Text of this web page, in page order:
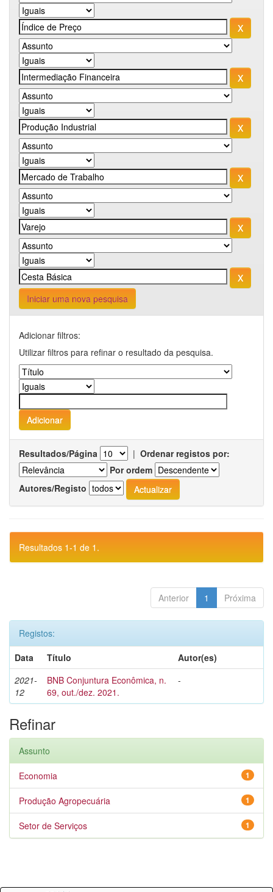
Iniciar uma nova pesquisa
Adicionar filtros:
Utilizar filtros para refinar o resultado da pesquisa.
Resultados/Página | Ordenar registos por:
Por ordem
Autores/Registo
Resultados 1-1 de 1.
Anterior 1 Próxima
Registos:
Data
Título
Autor(es)
2021-
12
BNB Conjuntura Econômica, n.
69, out./dez. 2021.
-
Refinar
Assunto
1
Economia
1
Produção Agropecuária
1
Setor de Serviços